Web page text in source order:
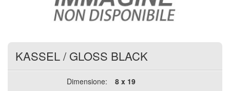
KASSEL/ GLOSS BLACK
Dimensione:
8 x 19